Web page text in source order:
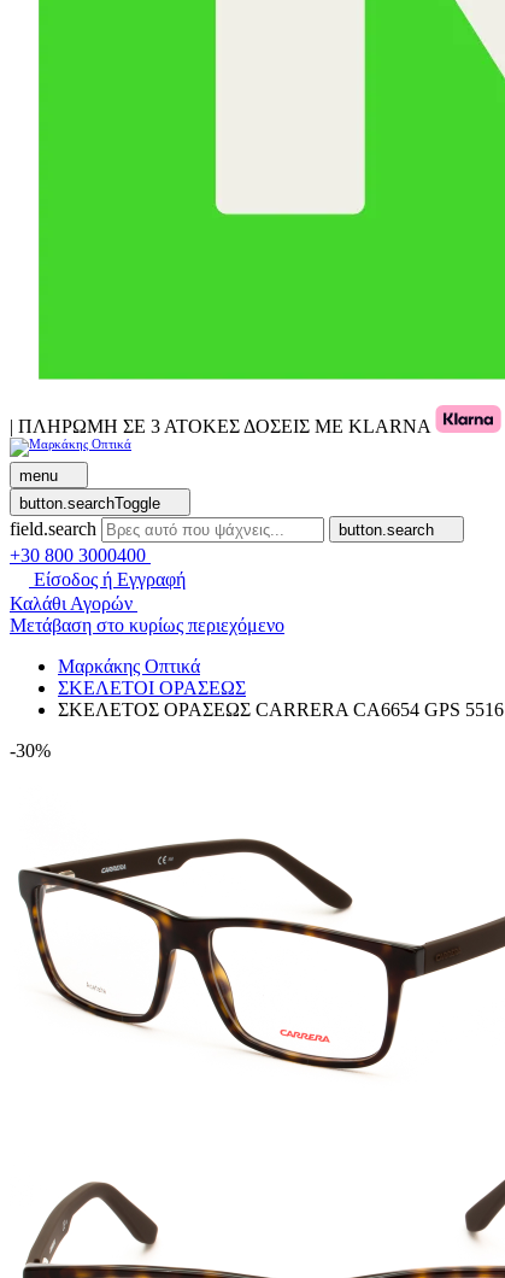
| ΠΛΗΡΩΜΗ ΣΕ 3 ΑΤΟΚΕΣ ΔΟΣΕΙΣ ΜΕ KLARNA
menu
button.searchToggle
field.search button.search
+30 800 3000400
Είσοδος ή Εγγραφή
Καλάθι Αγορών
Μετάβαση στο κυρίως περιεχόμενο
Μαρκάκης Οπτικά
ΣΚΕΛΕΤΟΙ ΟΡΑΣΕΩΣ
ΣΚΕΛΕΤΟΣ ΟΡΑΣΕΩΣ CARRERA CA6654 GPS 5516
-30%